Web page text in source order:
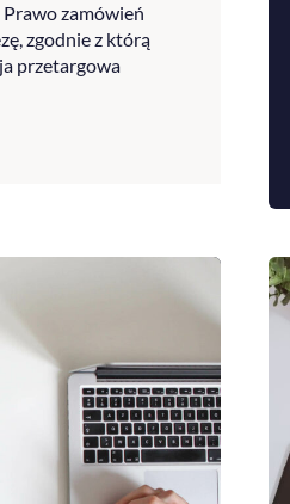
zamówień
zgodnie z którą
przetargowa